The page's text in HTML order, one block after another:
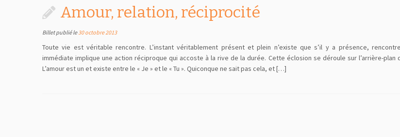
Amour, relation, réciprocité
Billet publié le30 octobre 2013
Toute vie est véritable rencontre. L’instant véritablement présent et plein n’existe que s’il y a présence,
immédiate implique une action réciproque qui accoste à la rive de la durée. Cette éclosion se déroule sur l’arrière-plan
L’amour est un et existe entre le « Je » et le « Tu ». Quiconque ne sait pas cela, et […]